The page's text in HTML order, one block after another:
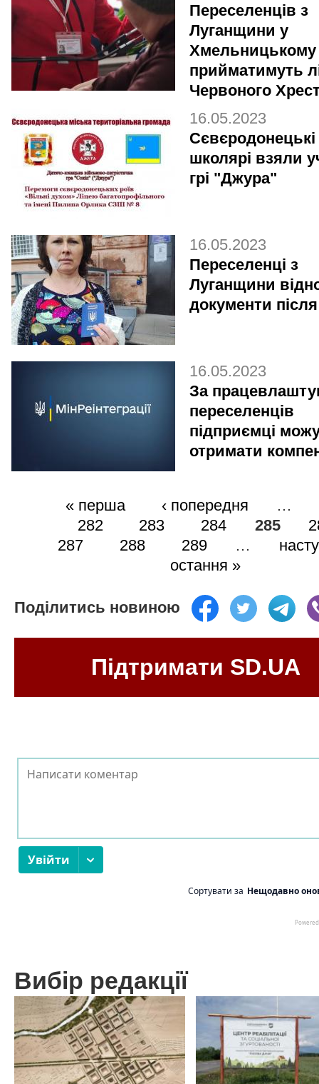
Переселенців з
Луганщини у
Хмельницькому
прийматимуть
Червоного
16.05.2023
Сєвєродонецькі
школярі взяли
грі "Джура"
16.05.2023
Переселенці з
Луганщини
документи
16.05.2023
За
переселенців
підприємці
отримати
« перша ‹ попередня
…
282
283 284 285
287
288 289 …
остання »
Поділитись новиною
Підтримати SD.UA
Вибір редакції